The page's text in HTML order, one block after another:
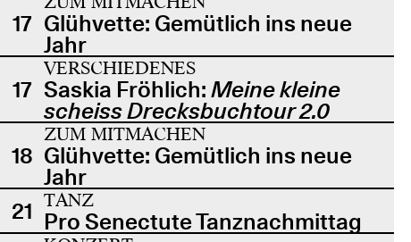
17 Glühvette: Gemütlich ins neue
Jahr
17
VERSCHIEDENES
Saskia Fröhlich: Meine kleine
scheiss Drecksbuchtour 2.0
18
ZUM MITMACHEN
Glühvette: Gemütlich ins neue
Jahr
21 TANZ
Pro Senectute Tanznachmittag